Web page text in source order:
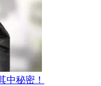
中秘密！